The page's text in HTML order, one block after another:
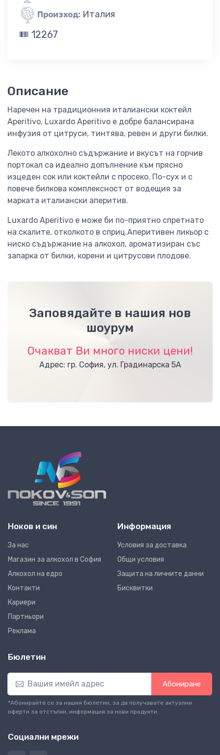
Произход: Италия
12267
Описание
Наречен на традиционния италиански коктейл
Aperitivo, Luxardo Aperitivo е добре балансирана
инфузия от цитруси, тинтява, ревен и други билки.
Лекото алкохолно съдържание и вкусът на горчив
портокал са идеално допълнение към прясно
изцеден сок или коктейли с просеко. По-сух и с
повече билкова комплексност от водещия за
марката италиански аперитив.
Luxardo Aperitivo е може би по-приятно спретнато
на скалите, отколкото в сприц.Аперитивен ликьор с
ниско съдържание на алкохол, ароматизиран със
запарка от билки, корени и цитрусови плодове.
Заповядайте в нашия нов
шоурум
Очакват Ви много ниски цени!
Адрес: гр. София, ул. Градинарска 5А
Ноков и син
За нас
Магазин за алкохол в София
Алкохол на едро
Контакти
Кариери
Партньори
Реклама
Информация
Условия за доставка
Общи условия
Защита на личните данни
Бисквитки
Бюлетин
Абониране
*Абонирайте се за нашия бюлетин, за да получавате актуални
оферти за отстъпки, информация за нови продукти.
Социални мрежи